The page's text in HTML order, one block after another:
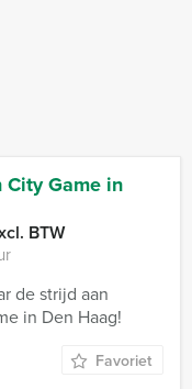
Game in
BTW
de strijd aan
in Den Haag!
Favoriet